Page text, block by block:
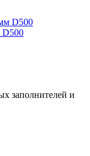
D500
заполнителей и